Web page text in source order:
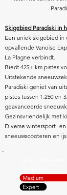
Skigebied Paradiski in
Een uniek skigebied in
opvallende Vanoise
La Plagne verbindt.
Biedt 425+ km pistes
Uitstekende
Paradiski geniet van
pistes tussen 1.250 en
geavanceerde
Gezinsvriendelijk met
Diverse wintersport-
sneeuwscooteren en